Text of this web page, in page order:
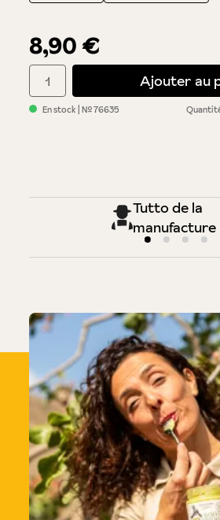
8,90 €
En stock | №76635
Quantité de produit : Entrez la
Ajouter au
Tutto de la
manufacture